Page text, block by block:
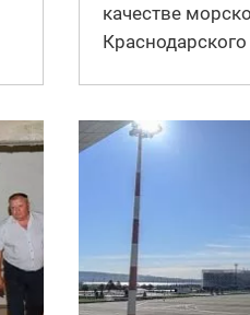
качестве
Краснодарского